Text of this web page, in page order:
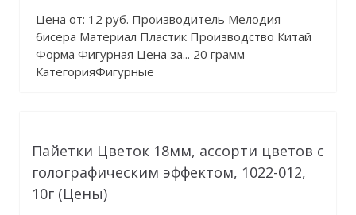
Цена от: 12 руб. Производитель Мелодия
бисера Материал Пластик Производство Китай
Форма Фигурная Цена за... 20 грамм
КатегорияФигурные
Пайетки Цветок 18мм, ассорти цветов с
голографическим эффектом, 1022-012,
10г (Цены)